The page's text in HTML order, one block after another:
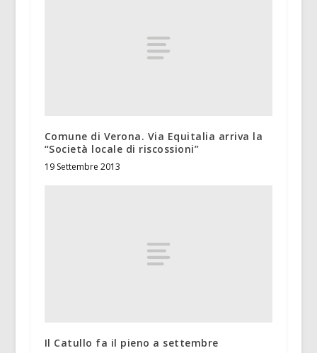
Comune di Verona. Via Equitalia arriva la
“Società locale di riscossioni”
19 Settembre 2013
Il Catullo fa il pieno a settembre